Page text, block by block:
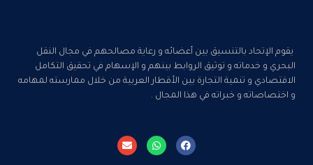
يقوم الإتحاد بالتنسيق بين أعضائه و رعاية مصالحهم في مجال النقل
البحري و خدماته و توثيق الروابط بينهم و الإسهام في تحقيق التكامل
الاقتصادي و تنمية التجارة بين الأقطار العربية من خلال ممارسته لمهامه
و اختصاصاته و خبراته في هذا المجال .